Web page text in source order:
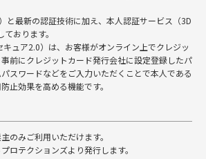
と最新の認証技術に加え、本人認証サービス（3D
おります。
ュア2.0）は、お客様がオンライン上でクレジッ
前にクレジットカード発行会社に設定登録したパ
スワードなどをご入力いただくことで本人である
止効果を高める機能です。
のみご利用いただけます。
ロテクションズより発行します。